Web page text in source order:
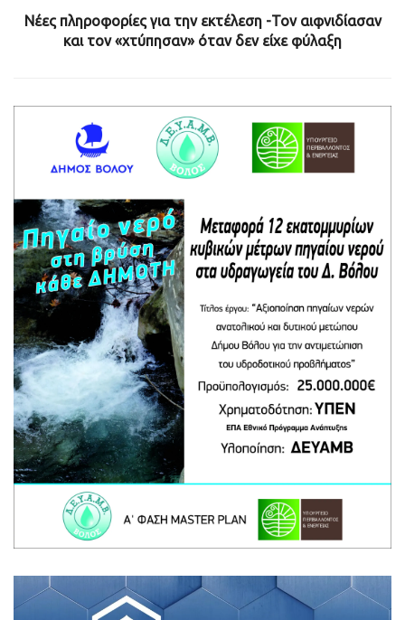
Νέες πληροφορίες για την εκτέλεση -Τον αιφνιδίασαν
και τον «χτύπησαν» όταν δεν είχε φύλαξη